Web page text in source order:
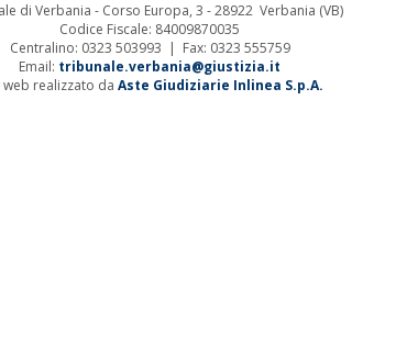
di Verbania - Corso Europa, 3 - 28922 Verbania (VB)
Codice Fiscale: 84009870035
Centralino: 0323 503993 | Fax: 0323 555759
Email: tribunale.verbania@giustizia.it
web realizzato da Aste Giudiziarie Inlinea S.p.A.